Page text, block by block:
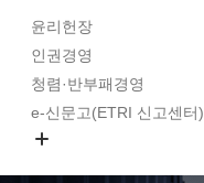
윤리헌장
인권경영
청렴·반부패경영
e-신문고(ETRI 신고센터)